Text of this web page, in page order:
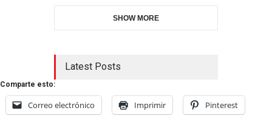
SHOW MORE
Latest Posts
Comparte esto:
Correo electrónico Imprimir Pinterest